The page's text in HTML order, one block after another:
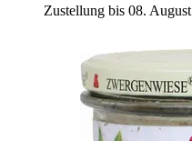
Zustellung bis 08. August